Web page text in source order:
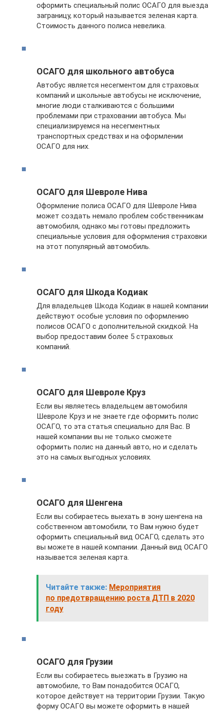
оформить специальный полис ОСАГО для выезда
заграницу, который называется зеленая карта.
Стоимость данного полиса невелика.
ОСАГО для школьного автобуса
Автобус является несегментом для страховых
компаний и школьные автобусы не исключение,
многие люди сталкиваются с большими
проблемами при страховании автобуса. Мы
специализируемся на несегментных
транспортных средствах и на оформлении
ОСАГО для них.
ОСАГО для Шевроле Нива
Оформление полиса ОСАГО для Шевроле Нива
может создать немало проблем собственникам
автомобиля, однако мы готовы предложить
специальные условия для оформления страховки
на этот популярный автомобиль.
ОСАГО для Шкода Кодиак
Для владельцев Шкода Кодиак в нашей компании
действуют особые условия по оформлению
полисов ОСАГО с дополнительной скидкой. На
выбор предоставим более 5 страховых
компаний.
ОСАГО для Шевроле Круз
Если вы являетесь владельцем автомобиля
Шевроле Круз и не знаете где оформить полис
ОСАГО, то эта статья специально для Вас. В
нашей компании вы не только сможете
оформить полис на данный авто, но и сделать
это на самых выгодных условиях.
ОСАГО для Шенгена
Если вы собираетесь выехать в зону шенгена на
собственном автомобили, то Вам нужно будет
оформить специальный вид ОСАГО, сделать это
вы можете в нашей компании. Данный вид ОСАГО
называется зеленая карта.
Читайте также: Мероприятия
по предотвращению роста ДТП в 2020
году
ОСАГО для Грузии
Если вы собираетесь выезжать в Грузию на
автомобиле, то Вам понадобится ОСАГО,
которое действует на территории Грузии. Такую
форму ОСАГО вы можете оформить в нашей